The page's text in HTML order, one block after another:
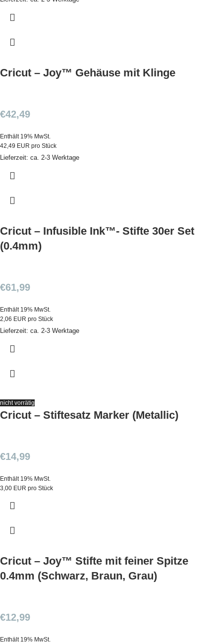
Cricut – Joy™ Gehäuse mit Klinge
€42,49
Enthält 19% MwSt.
42,49 EUR pro Stück
Lieferzeit: ca. 2-3 Werktage
Cricut – Infusible Ink™- Stifte 30er Set
(0.4mm)
€61,99
Enthält 19% MwSt.
2,06 EUR pro Stück
Lieferzeit: ca. 2-3 Werktage
nicht vorrätig
Cricut – Stiftesatz Marker (Metallic)
€14,99
Enthält 19% MwSt.
3,00 EUR pro Stück
Cricut – Joy™ Stifte mit feiner Spitze
0.4mm (Schwarz, Braun, Grau)
€12,99
Enthält 19% MwSt.